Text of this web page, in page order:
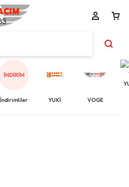
İNDIRIM
İndirimliler YUKİ VOGE